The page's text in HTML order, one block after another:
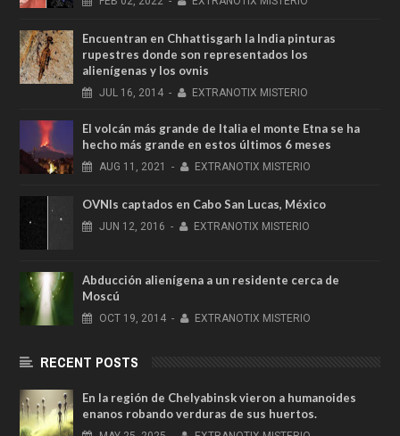
Encuentran en Chhattisgarh la India pinturas
rupestres donde son representados los
alienígenas y los ovnis
JUL 16, 2014 - EXTRANOTIX MISTERIO
El volcán más grande de Italia el monte Etna se ha
hecho más grande en estos últimos 6 meses
AUG 11, 2021 - EXTRANOTIX MISTERIO
OVNIs captados en Cabo San Lucas, México
JUN 12, 2016 - EXTRANOTIX MISTERIO
Abducción alienígena a un residente cerca de
Moscú
OCT 19, 2014 - EXTRANOTIX MISTERIO
RECENT POSTS
En la región de Chelyabinsk vieron a humanoides
enanos robando verduras de sus huertos.